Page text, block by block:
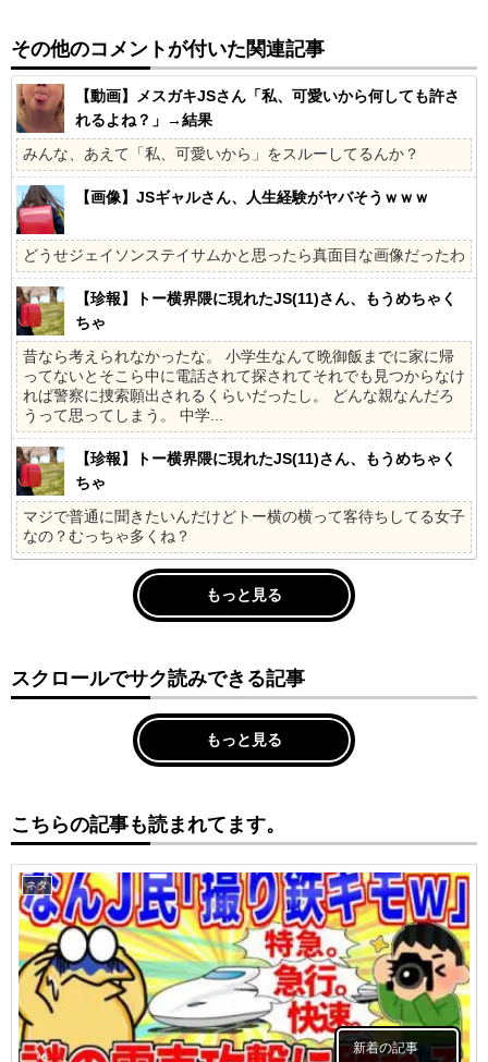
その他のコメントが付いた関連記事
【動画】メスガキJSさん「私、可愛いから何しても許さ
れるよね？」→結果
みんな、あえて「私、可愛いから」をスルーしてるんか？
【画像】JSギャルさん、人生経験がヤバそうｗｗｗ
どうせジェイソンステイサムかと思ったら真面目な画像だったわ
【珍報】トー横界隈に現れたJS(11)さん、もうめちゃく
ちゃ
昔なら考えられなかったな。 小学生なんて晩御飯までに家に帰
ってないとそこら中に電話されて探されてそれでも見つからなけ
れば警察に捜索願出されるくらいだったし。 どんな親なんだろ
うって思ってしまう。 中学...
【珍報】トー横界隈に現れたJS(11)さん、もうめちゃく
ちゃ
マジで普通に聞きたいんだけどトー横の横って客待ちしてる女子
なの？むっちゃ多くね？
もっと見る
スクロールでサク読みできる記事
もっと見る
こちらの記事も読まれてます。
ネタ
新着の記事